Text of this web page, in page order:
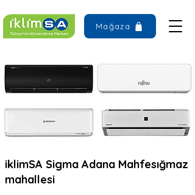
Mağaza
iklimSA Sigma Adana Mahfesığmaz
mahallesi